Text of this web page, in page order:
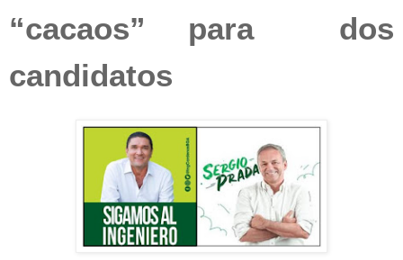
“cacaos” para
dos
candidatos